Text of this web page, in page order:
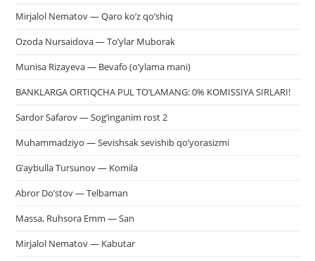
Mirjalol Nematov — Qaro ko’z qo’shiq
Ozoda Nursaidova — To’ylar Muborak
Munisa Rizayeva — Bevafo (o’ylama mani)
BANKLARGA ORTIQCHA PUL TO‘LAMANG: 0% KOMISSIYA SIRLARI!
Sardor Safarov — Sog’inganim rost 2
Muhammadziyo — Sevishsak sevishib qo’yorasizmi
G’aybulla Tursunov — Komila
Abror Do’stov — Telbaman
Massa, Ruhsora Emm — San
Mirjalol Nematov — Kabutar